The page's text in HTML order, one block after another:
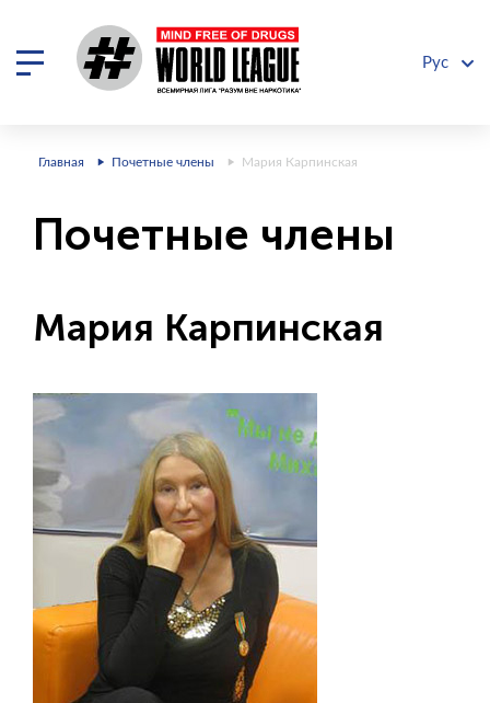
Рус
Главная Почетные члены Мария Карпинская
Почетные члены
Мария Карпинская